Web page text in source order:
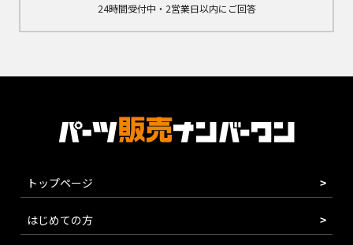
24時間受付中・2営業日以内にご回答
トップページ
はじめての方